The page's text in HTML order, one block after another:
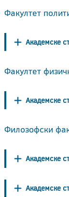
Факултет
Академске
Факултет
Академске
Филозофски
Академске
Академске